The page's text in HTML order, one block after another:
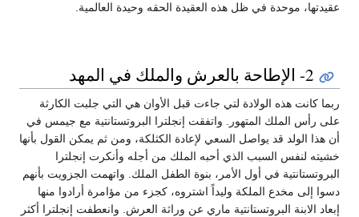
عقيدتها، موحدة في ظل هذه العقيدة الحقه وحيدة العالمية.
2- الإطاحة بالعرش والملك في المهد
ربما كانت هذه الولادة لتي جاءت قبل الأوان هي التي جلبت الكارثة
على رأس الملك المتهور. واتفقت إنجلترا البروتستانتية مع جيمس في
أن هذا الولد قد يواصل السعي لإعادة الكثلكة، ومن ثم يمكن القول بأنها
خشيته لنفس السبب الذي أحبه الملك من أجله وأنكرت إنجلترا
البروتستانتية في أول الأمر، بنوة الطفل الملك. واتهمت الجزويت بأنهم
دسوا إلى مخدع الملكة وليداً اشتروه، كجزء من مؤامرة أرادوا منها
إبعاد الابنة البروتستانتية ماري عن وراثة العرش. وانعطفت إنجلترا أكثر